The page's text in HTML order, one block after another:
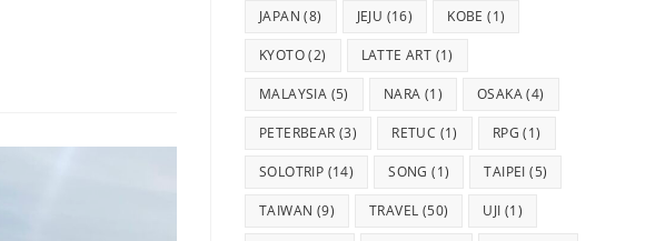
JAPAN (8) JEJU (16) KOBE (1)
KYOTO(2) LATTE ART (1)
MALAYSIA (5) NARA (1) OSAKA(4)
PETERBEAR (3) RETUC (1) RPG (1)
SOLOTRIP (14) SONG (1) TAIPEI (5)
TAIWAN (9) TRAVEL (50) UJI (1)